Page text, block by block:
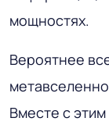
мощностях.
Вероятнее
Вместе с